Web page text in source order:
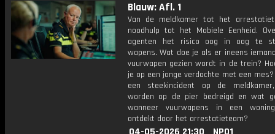
Blauw: Afl. 1
Van de meldkamer tot het
noodhulp tot het Mobiele Eenheid.
agenten het risico oog in oog te
wapens. Wat doe je als er ineens
vuurwapen gezien wordt in de trein?
je op een jonge verdachte met een mes?
een steekincident op de
worden op de pier bedreigd en wat
wanneer vuurwapens in een
ontdekt door het arrestatieteam?